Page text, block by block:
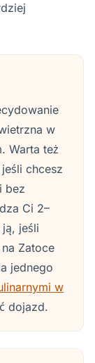
w
Warta też
chcesz
bez
Ci 2–
jeśli
Zatoce
jednego
w
dojazd.